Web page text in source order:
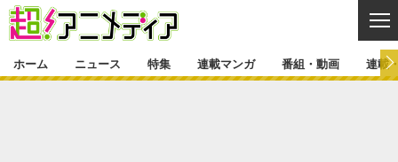
ホーム ニュース 特集 連載マンガ 番組・動画 連載